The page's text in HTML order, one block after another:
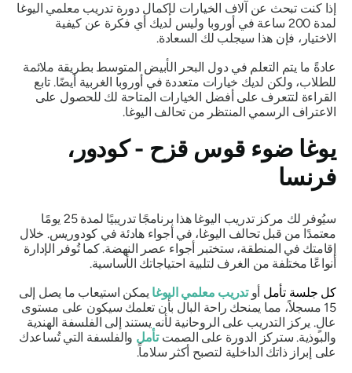
إذا كنت تبحث عن آلاف الخيارات لإكمال دورة تدريب معلمي اليوغا
لمدة 200 ساعة في أوروبا وليس لديك أي فكرة عن كيفية
الاختيار، فإن هذا سيجلب لك السعادة.
عادةً ما يتم التعلم في دول البحر الأبيض المتوسط ​​بطريقة ملائمة
للطلاب، ولكن لديك خيارات متعددة في أوروبا الغربية أيضًا. تابع
القراءة لتتعرف على أفضل الخيارات المتاحة لك للحصول على
الاعتراف الرسمي المنتظر من تحالف اليوغا.
يوغا ضوء قوس قزح - كودور،
فرنسا
سيُوفر لك مركز تدريب اليوغا هذا برنامجًا تدريبيًا لمدة 25 يومًا
معتمدًا من قبل تحالف اليوغا، في أجواء هادئة في كودوريس. خلال
إقامتك في المنطقة، ستختبر أجواء عصر النهضة. كما تُوفر الإدارة
أنواعًا مختلفة من الغرف لتلبية احتياجاتك الأساسية.
كل جلسة تأملأوتدريب معلمي اليوغايمكن استيعاب ما يصل إلى
15 مسجلاً، مما يمنحك راحة البال بأن تعلمك سيكون على مستوى
عالٍ. يركز التدريب على الروحانية لأنه يستند إلى الفلسفة الهندية
والبوذية. ستركز الدورة على الصمتتأملوالفلسفة التي تُساعدك
على إبراز ذاتك الداخلية لتصبح أكثر سلاماً.